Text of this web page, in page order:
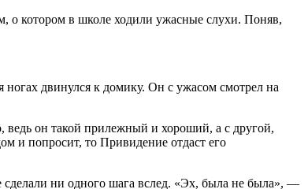
котором в школе ходили ужасные слухи. Поняв,
двинулся к домику. Он с ужасом смотрел на
он такой прилежный и хороший, а с другой,
и попросит, то Привидение отдаст его
ни одного шага вслед. «Эх, была не была», —